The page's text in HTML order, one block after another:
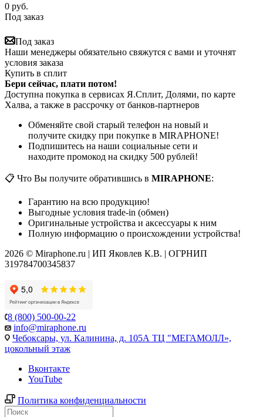
0 руб.
Под заказ
Под заказ
Наши менеджеры обязательно свяжутся с вами и уточнят
условия заказа
Купить в сплит
Бери сейчас, плати потом!
Доступна покупка в сервисах Я.Сплит, Долями, по карте
Халва, а также в рассрочку от банков-партнеров
Обменяйте свой старый телефон на новый и
получите скидку при покупке в MIRAPHONE!
Подпишитесь на наши социальные сети и
находите промокод на скидку 500 рублей!
📋 Что Вы получите обратившись в MIRAPHONE:
Гарантию на всю продукцию!
Выгодные условия trade-in (обмен)
Оригинальные устройства и аксессуары к ним
Полную информацию о происхождении устройства!
2026 © Miraphone.ru | ИП Яковлев К.В. | ОГРНИП
319784700345837
8 (800) 500-00-22
info@miraphone.ru
Чебоксары, ул. Калинина, д. 105А ТЦ "МЕГАМОЛЛ»,
цокольный этаж
Вконтакте
YouTube
Политика конфиденциальности